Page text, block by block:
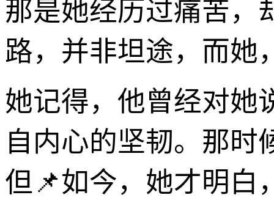
那是她经历过痛苦，
路，并非坦途，而她
她记得，他曾经对她
自内心的坚韧。那时
但📌如今，她才明白